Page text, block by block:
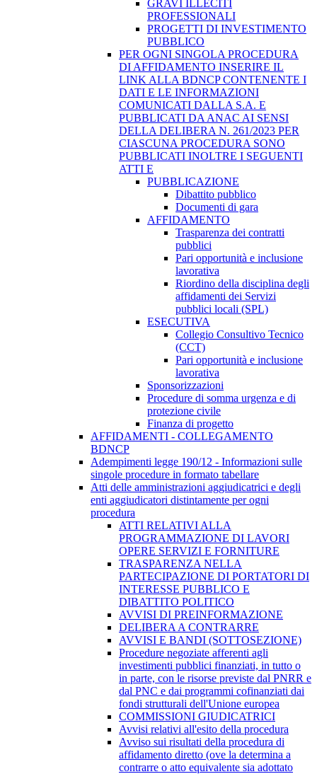
GRAVI ILLECITI
PROFESSIONALI
PROGETTI DI INVESTIMENTO
PUBBLICO
PER OGNI SINGOLA PROCEDURA
DI AFFIDAMENTO INSERIRE IL
LINK ALLA BDNCP CONTENENTE I
DATI E LE INFORMAZIONI
COMUNICATI DALLA S.A. E
PUBBLICATI DA ANAC AI SENSI
DELLA DELIBERA N. 261/2023 PER
CIASCUNA PROCEDURA SONO
PUBBLICATI INOLTRE I SEGUENTI
ATTI E
PUBBLICAZIONE
Dibattito pubblico
Documenti di gara
AFFIDAMENTO
Trasparenza dei contratti
pubblici
Pari opportunità e inclusione
lavorativa
Riordino della disciplina degli
affidamenti dei Servizi
pubblici locali (SPL)
ESECUTIVA
Collegio Consultivo Tecnico
(CCT)
Pari opportunità e inclusione
lavorativa
Sponsorizzazioni
Procedure di somma urgenza e di
protezione civile
Finanza di progetto
AFFIDAMENTI - COLLEGAMENTO
BDNCP
Adempimenti legge 190/12 - Informazioni sulle
singole procedure in formato tabellare
Atti delle amministrazioni aggiudicatrici e degli
enti aggiudicatori distintamente per ogni
procedura
ATTI RELATIVI ALLA
PROGRAMMAZIONE DI LAVORI
OPERE SERVIZI E FORNITURE
TRASPARENZA NELLA
PARTECIPAZIONE DI PORTATORI DI
INTERESSE PUBBLICO E
DIBATTITO POLITICO
AVVISI DI PREINFORMAZIONE
DELIBERA A CONTRARRE
AVVISI E BANDI (SOTTOSEZIONE)
Procedure negoziate afferenti agli
investimenti pubblici finanziati, in tutto o
in parte, con le risorse previste dal PNRR e
dal PNC e dai programmi cofinanziati dai
fondi strutturali dell'Unione europea
COMMISSIONI GIUDICATRICI
Avvisi relativi all'esito della procedura
Avviso sui risultati della procedura di
affidamento diretto (ove la determina a
contrarre o atto equivalente sia adottato